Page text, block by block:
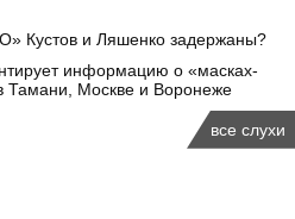
Кустов и Ляшенко задержаны?
информацию о «масках-
Тамани, Москве и Воронеже
все слухи